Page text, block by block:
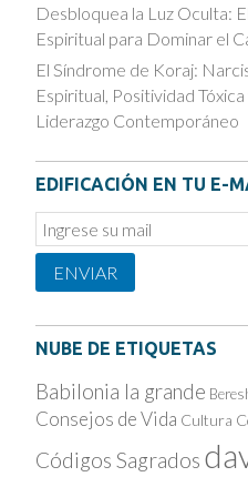
Desbloquea la Luz Oculta:
Espiritual para Dominar el
El Síndrome de Koraj:
Espiritual, Positividad Tóxica
Liderazgo Contemporáneo
EDIFICACIÓN EN TU E-
Email
Subscription
ENVIAR
NUBE DE ETIQUETAS
Babilonia la grande
Consejos de Vida Cultura
Códigos Sagrados